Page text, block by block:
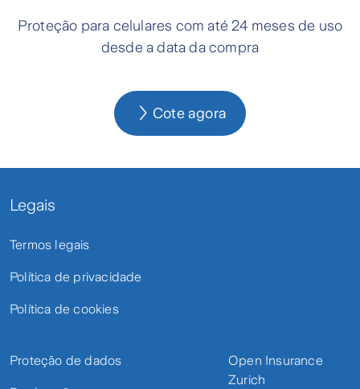
Proteção para celulares com até 24 meses de uso
desde a data da compra
Cote agora
Legais
Termos legais
Política de privacidade
Política de cookies
Proteção de dados
Open Insurance
Zurich